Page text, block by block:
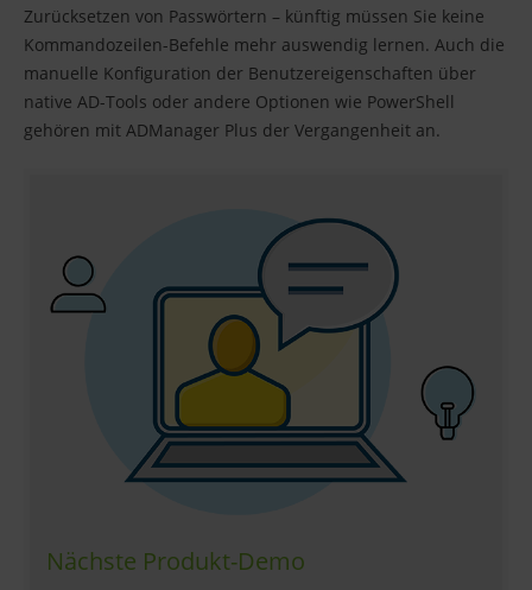
Zurücksetzen von Passwörtern – künftig müssen Sie keine
Kommandozeilen-Befehle mehr auswendig lernen. Auch die
manuelle Konfiguration der Benutzereigenschaften über
native AD-Tools oder andere Optionen wie PowerShell
gehören mit ADManager Plus der Vergangenheit an.
Nächste Produkt-Demo